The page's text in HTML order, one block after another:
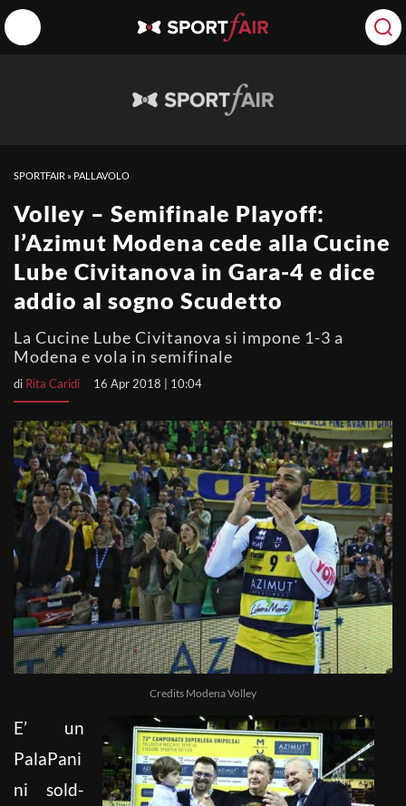
SPORTFAIR » PALLAVOLO
Volley – Semifinale Playoff:
l’Azimut Modena cede alla Cucine
Lube Civitanova in Gara-4 e dice
addio al sogno Scudetto
La Cucine Lube Civitanova si impone 1-3 a
Modena e vola in semifinale
di Rita Caridi 16 Apr 2018 | 10:04
Credits Modena Volley
E’ un
PalaPani
ni sold-